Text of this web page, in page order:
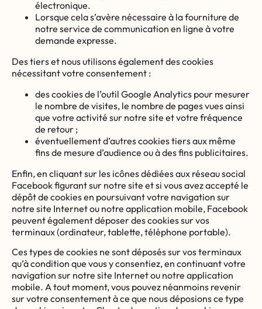
électronique.
Lorsque cela s’avère nécessaire à la fourniture de
notre service de communication en ligne à votre
demande expresse.
Des tiers et nous utilisons également des cookies
nécessitant votre consentement :
des cookies de l’outil Google Analytics pour mesurer
le nombre de visites, le nombre de pages vues ainsi
que votre activité sur notre site et votre fréquence
de retour ;
éventuellement d’autres cookies tiers aux même
fins de mesure d’audience ou à des fins publicitaires.
Enfin, en cliquant sur les icônes dédiées aux réseau social
Facebook figurant sur notre site et si vous avez accepté le
dépôt de cookies en poursuivant votre navigation sur
notre site Internet ou notre application mobile, Facebook
peuvent également déposer des cookies sur vos
terminaux (ordinateur, tablette, téléphone portable).
Ces types de cookies ne sont déposés sur vos terminaux
qu’à condition que vous y consentiez, en continuant votre
navigation sur notre site Internet ou notre application
mobile. A tout moment, vous pouvez néanmoins revenir
sur votre consentement à ce que nous déposions ce type